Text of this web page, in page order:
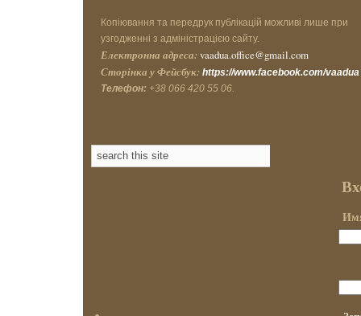
Копіювання та передрук публікацій можливі лише при
узгодженні з адміністрацією сайту.
Електронна адреса: vaadua.office@gmail.com
Сторінка у Фейсбук: https://www.facebook.com/vaadua
Телефон: +38 066 420 55 06.